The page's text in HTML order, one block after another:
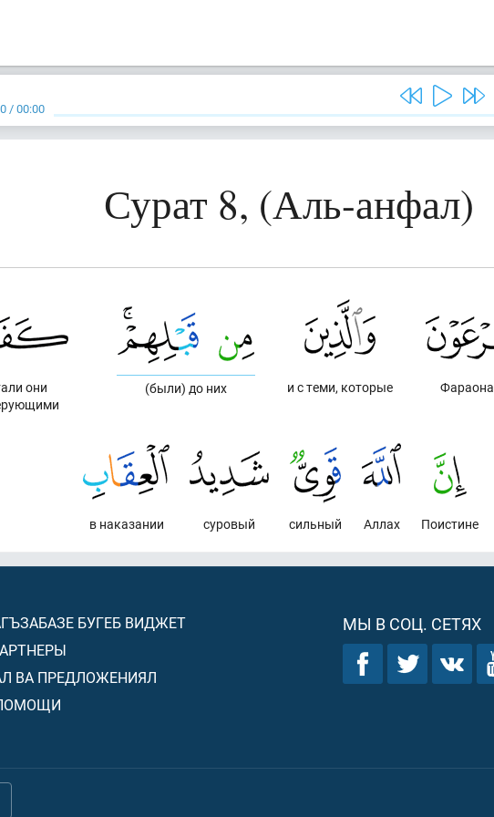
/00:00
Сурат 8, (Аль-анфал)
Фараона
и с теми, которые
(были) до них
они
Поистине
Аллах
сильный
суровый
в наказании
БУГЕБ ВИДЖЕТ
ВА ПРЕДЛОЖЕНИЯЛ
МЫ В СОЦ. СЕТЯХ